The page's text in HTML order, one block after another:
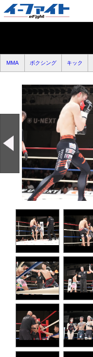
MMA ボクシング キック